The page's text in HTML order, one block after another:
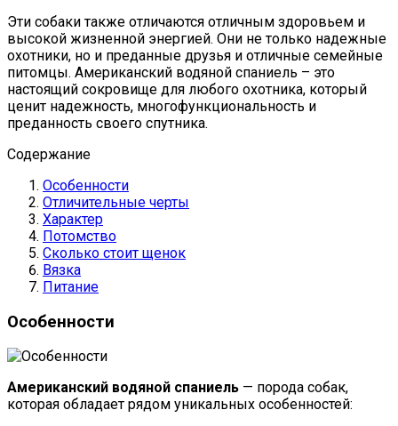
Эти собаки также отличаются отличным здоровьем и
высокой жизненной энергией. Они не только надежные
охотники, но и преданные друзья и отличные семейные
питомцы. Американский водяной спаниель – это
настоящий сокровище для любого охотника, который
ценит надежность, многофункциональность и
преданность своего спутника.
Содержание
Особенности
Отличительные черты
Характер
Потомство
Сколько стоит щенок
Вязка
Питание
Особенности
Американский водяной спаниель — порода собак,
которая обладает рядом уникальных особенностей: